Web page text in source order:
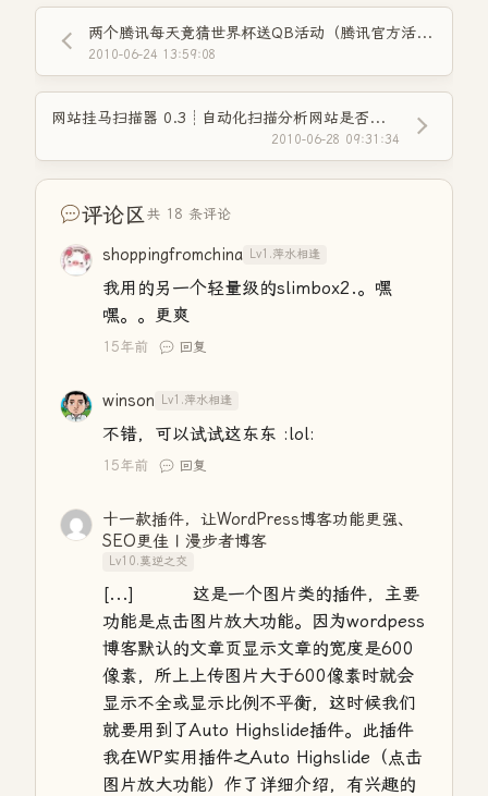
两个腾讯每天竟猜世界杯送QB活动（腾讯官方活动）
2010-06-24 13:59:08
网站挂马扫描器 0.3┊自动化扫描分析网站是否被挂马工具┊简体中文绿色免费版
2010-06-28 09:31:34
评论区共 18 条评论
shoppingfromchina Lv1.萍水相逢
我用的另一个轻量级的slimbox2.。嘿
嘿。。更爽
15年前 回复
winson Lv1.萍水相逢
不错，可以试试这东东 :lol:
15年前 回复
十一款插件，让WordPress博客功能更强、
SEO更佳 | 漫步者博客
Lv10.莫逆之交
[...] 这是一个图片类的插件，主要
功能是点击图片放大功能。因为wordpess
博客默认的文章页显示文章的宽度是600
像素，所上上传图片大于600像素时就会
显示不全或显示比例不平衡，这时候我们
就要用到了Auto Highslide插件。此插件
我在WP实用插件之Auto Highslide（点击
图片放大功能）作了详细介绍，有兴趣的